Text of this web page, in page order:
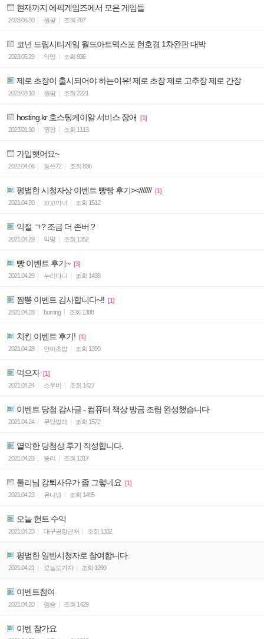
현재까지 에픽게임즈에서 모은 게임들
2023.06.30 원팡 조회 787
코넌 드림시티게임 월드아트덱스포 현호경 1차완판 대박
2023.05.29 익명 조회 836
제로 초장이 출시되어야 하는이유! 제로 초장 제로 고추장 제로 간장
2023.03.10 원팡 조회 2221
hosting.kr 호스팅케이알 서비스 장애 [1]
2023.01.30
원팡 조회 1113
가입햇어요~
2022.04.06 동쓰72 조회 836
평범한 시청자상 이벤트 빵빵 후기></////// [1]
2021.04.30
꼬꼬마녀 조회 1512
익절 ㄱ? 조금 더 존버 ?
2021.04.29 익명 조회 1352
빵 이벤트 후기~ [3]
2021.04.29
누리다니 조회 1438
짬뽕 이벤트 감사합니다~!! [1]
2021.04.28
burning 조회 1388
치킨 이벤트 후기! [1]
2021.04.28
연어초밥 조회 1390
먹으자 [1]
2021.04.24
스루비 조회 1427
이벤트 당첨 감사글 - 컴퓨터 책상 방금 조립 완성했습니다
2021.04.24 무당벌레 조회 1572
열악한 당첨상 후기 작성합니다.
2021.04.23 뚱리 조회 1317
툴리님 강퇴사유가 좀 그렇네요 [1]
2021.04.23
유니넹 조회 1495
오늘 헌트 수익
2021.04.23 대구공항근처 조회 1332
평범한 일반시청자로 참여합니다.
2021.04.21 오늘도가자 조회 1299
이벤트참여
2021.04.20 껨숑 조회 1429
이벤 참가요